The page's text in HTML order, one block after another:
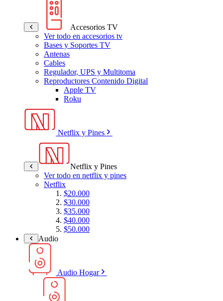
Accesorios TV
Ver todo en accesorios tv
Bases y Soportes TV
Antenas
Cables
Regulador, UPS y Multitoma
Reproductores Contenido Digital
Apple TV
Roku
Netflix y Pines
Netflix y Pines
Ver todo en netflix y pines
Netflix
$20.000
$30.000
$35.000
$40.000
$50.000
Audio
Audio Hogar